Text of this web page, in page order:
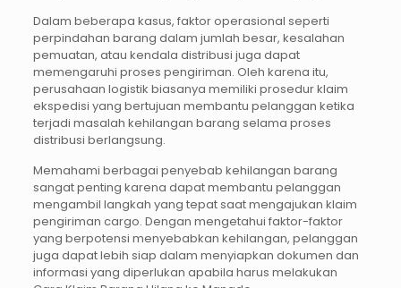
Dalam beberapa kasus, faktor operasional seperti
perpindahan barang dalam jumlah besar, kesalahan
pemuatan, atau kendala distribusi juga dapat
memengaruhi proses pengiriman. Oleh karena itu,
perusahaan logistik biasanya memiliki prosedur klaim
ekspedisi yang bertujuan membantu pelanggan ketika
terjadi masalah kehilangan barang selama proses
distribusi berlangsung.
Memahami berbagai penyebab kehilangan barang
sangat penting karena dapat membantu pelanggan
mengambil langkah yang tepat saat mengajukan klaim
pengiriman cargo. Dengan mengetahui faktor-faktor
yang berpotensi menyebabkan kehilangan, pelanggan
juga dapat lebih siap dalam menyiapkan dokumen dan
informasi yang diperlukan apabila harus melakukan